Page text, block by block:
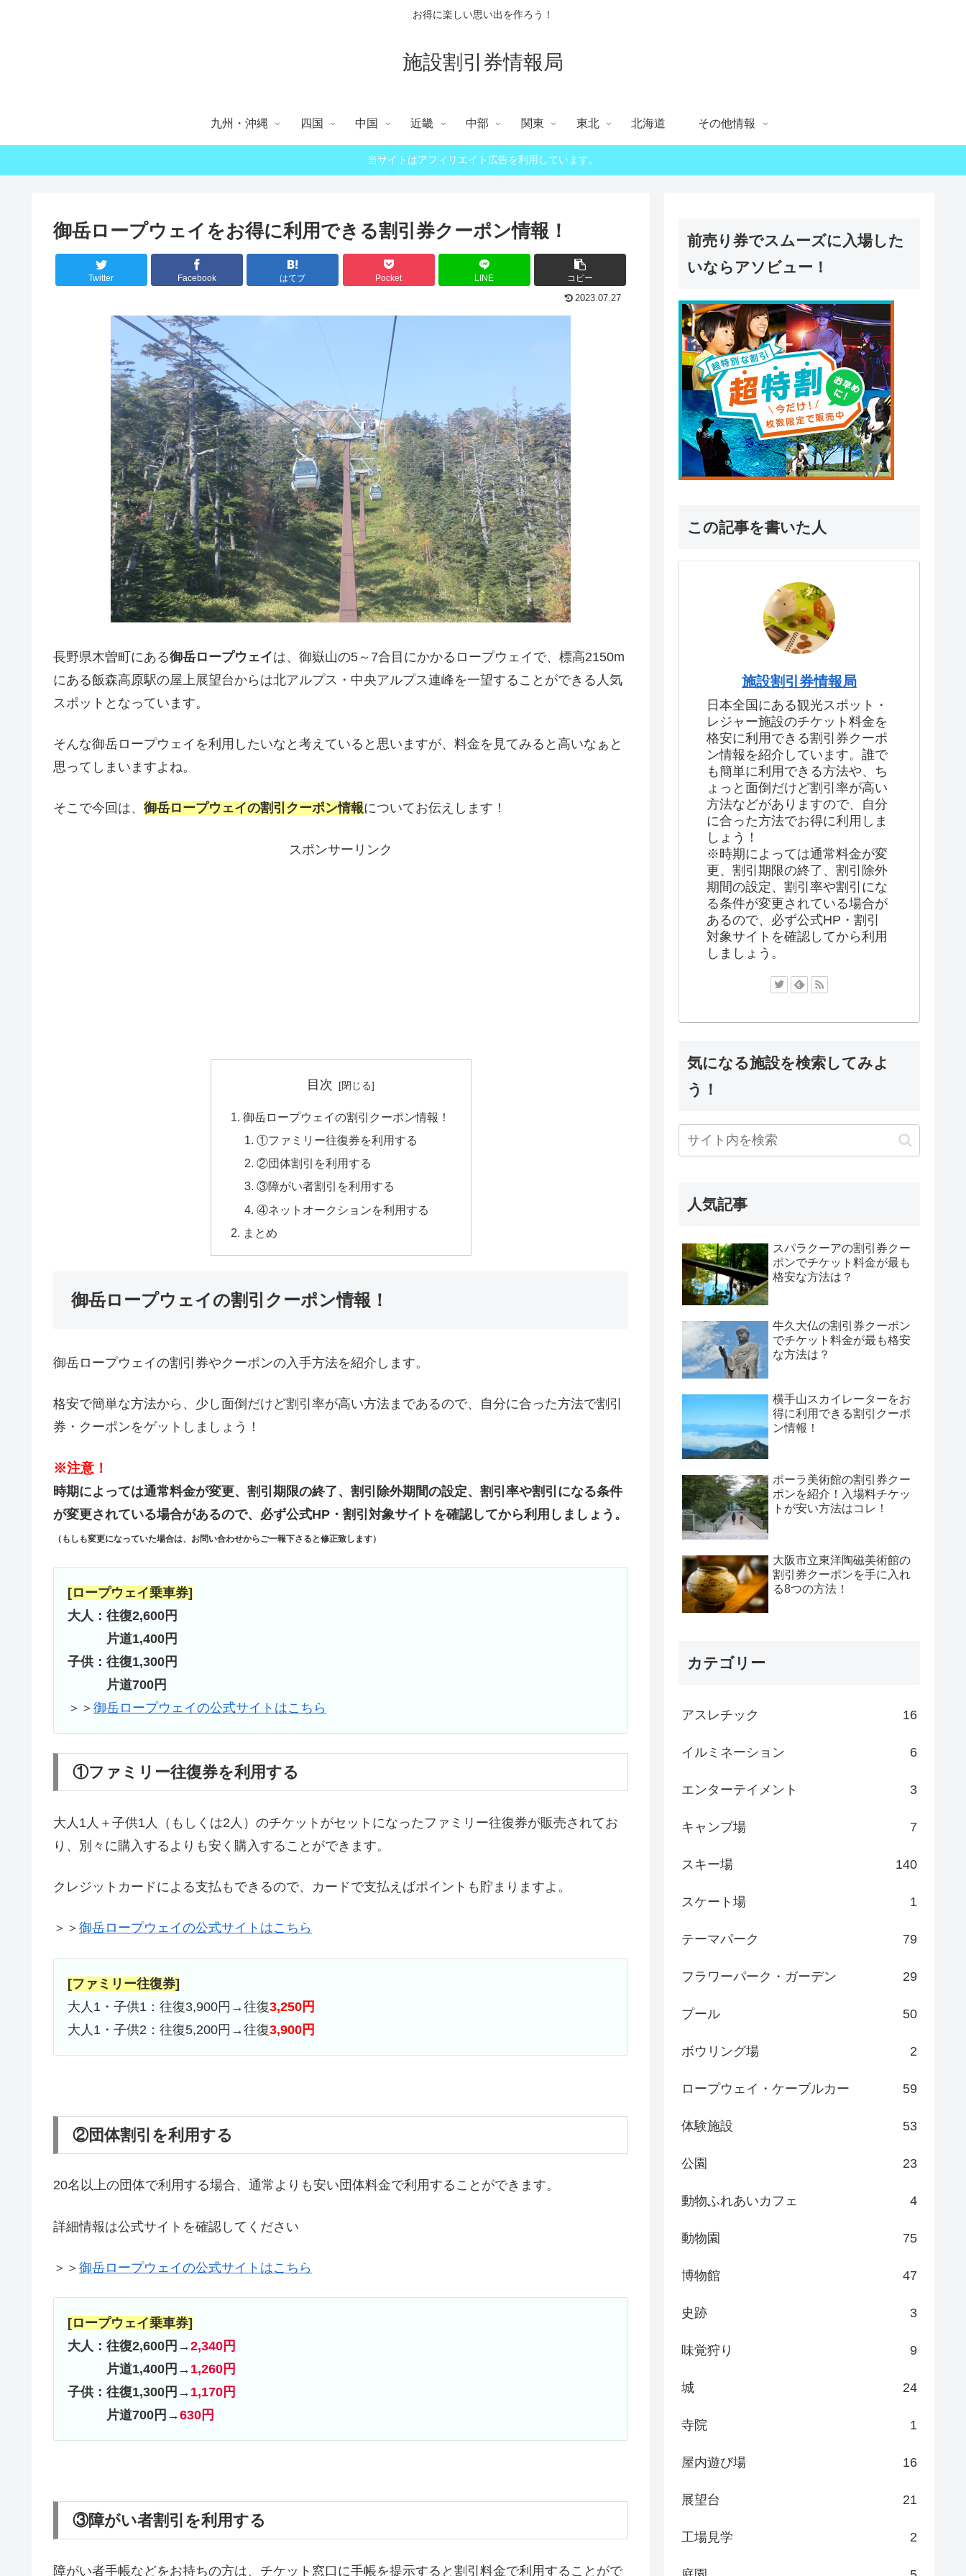
お得に楽しい思い出を作ろう！
施設割引券情報局
九州・沖縄 四国 中国 近畿 中部 関東 東北 北海道 その他情報
当サイトはアフィリエイト広告を利用しています。
御岳ロープウェイをお得に利用できる割引券クーポン情報！
Twitter Facebook はてブ Pocket LINE コピー
2023.07.27
長野県木曽町にある御岳ロープウェイは、御嶽山の5～7合目にかかるロープウェイで、標高2150m
にある飯森高原駅の屋上展望台からは北アルプス・中央アルプス連峰を一望することができる人気
スポットとなっています。
そんな御岳ロープウェイを利用したいなと考えていると思いますが、料金を見てみると高いなぁと
思ってしまいますよね。
そこで今回は、 御岳ロープウェイの割引クーポン情報についてお伝えします！
スポンサーリンク
目次
御岳ロープウェイの割引クーポン情報！
①ファミリー往復券を利用する
②団体割引を利用する
③障がい者割引を利用する
④ネットオークションを利用する
まとめ
御岳ロープウェイの割引クーポン情報！
御岳ロープウェイの割引券やクーポンの入手方法を紹介します。
格安で簡単な方法から、少し面倒だけど割引率が高い方法まであるので、自分に合った方法で割引
券・クーポンをゲットしましょう！
※注意！
時期によっては通常料金が変更、割引期限の終了、割引除外期間の設定、割引率や割引になる条件
が変更されている場合があるので、必ず公式HP・割引対象サイトを確認してから利用しましょう。
（もしも変更になっていた場合は、お問い合わせからご一報下さると修正致します）
[ロープウェイ乗車券]
大人：往復2,600円
片道1,400円
子供：往復1,300円
片道700円
＞＞ 御岳ロープウェイの公式サイトはこちら
①ファミリー往復券を利用する
大人1人＋子供1人（もしくは2人）のチケットがセットになったファミリー往復券が販売されてお
り、別々に購入するよりも安く購入することができます。
クレジットカードによる支払もできるので、カードで支払えばポイントも貯まりますよ。
＞＞ 御岳ロープウェイの公式サイトはこちら
[ファミリー往復券]
大人1・子供1：往復3,900円→往復3,250円
大人1・子供2：往復5,200円→往復3,900円
②団体割引を利用する
20名以上の団体で利用する場合、通常よりも安い団体料金で利用することができます。
詳細情報は公式サイトを確認してください
＞＞ 御岳ロープウェイの公式サイトはこちら
[ロープウェイ乗車券]
大人：往復2,600円→2,340円
片道1,400円→ 1,260円
子供：往復1,300円→ 1,170円
片道700円→630円
③障がい者割引を利用する
障がい者手帳などをお持ちの方は、チケット窓口に手帳を提示すると割引料金で利用することがで
前売り券でスムーズに入場した
いならアソビュー！
この記事を書いた人
施設割引券情報局
日本全国にある観光スポット・
レジャー施設のチケット料金を
格安に利用できる割引券クーポ
ン情報を紹介しています。誰で
も簡単に利用できる方法や、ち
ょっと面倒だけど割引率が高い
方法などがありますので、自分
に合った方法でお得に利用しま
しょう！
※時期によっては通常料金が変
更、割引期限の終了、割引除外
期間の設定、割引率や割引にな
る条件が変更されている場合が
あるので、必ず公式HP・割引
対象サイトを確認してから利用
しましょう。
気になる施設を検索してみよ
う！
人気記事
スパラクーアの割引券クー
ポンでチケット料金が最も
格安な方法は？
牛久大仏の割引券クーポン
でチケット料金が最も格安
な方法は？
横手山スカイレーターをお
得に利用できる割引クーポ
ン情報！
ポーラ美術館の割引券クー
ポンを紹介！入場料チケッ
トが安い方法はコレ！
大阪市立東洋陶磁美術館の
割引券クーポンを手に入れ
る8つの方法！
カテゴリー
アスレチック 16
イルミネーション 6
エンターテイメント 3
キャンプ場 7
スキー場 140
スケート場 1
テーマパーク 79
フラワーパーク・ガーデン 29
プール 50
ボウリング場 2
ロープウェイ・ケーブルカー 59
体験施設 53
公園 23
動物ふれあいカフェ 4
動物園 75
博物館 47
史跡 3
味覚狩り 9
城 24
寺院 1
屋内遊び場 16
展望台 21
工場見学 2